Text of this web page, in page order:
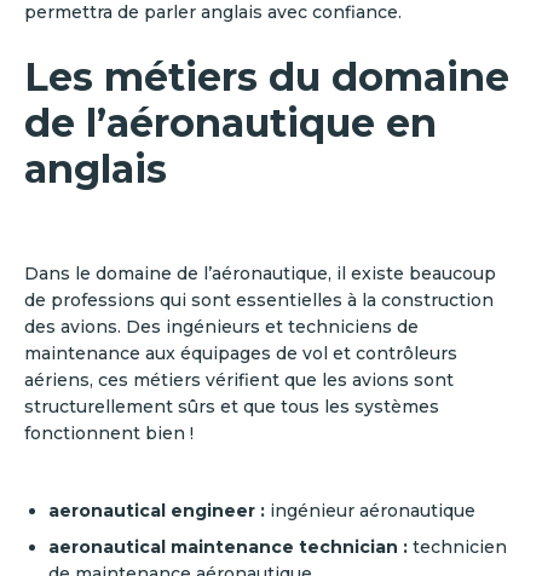
permettra de parler anglais avec confiance.
Les métiers du domaine
de l’aéronautique en
anglais
Dans le domaine de l’aéronautique, il existe beaucoup
de professions qui sont essentielles à la construction
des avions. Des ingénieurs et techniciens de
maintenance aux équipages de vol et contrôleurs
aériens, ces métiers vérifient que les avions sont
structurellement sûrs et que tous les systèmes
fonctionnent bien !
aeronautical engineer : ingénieur aéronautique
aeronautical maintenance technician : technicien